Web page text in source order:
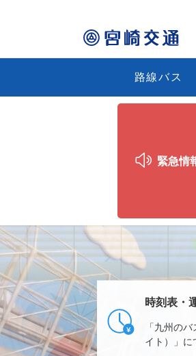
路線バス
緊急情
時刻表・
「九州の
イト）」に